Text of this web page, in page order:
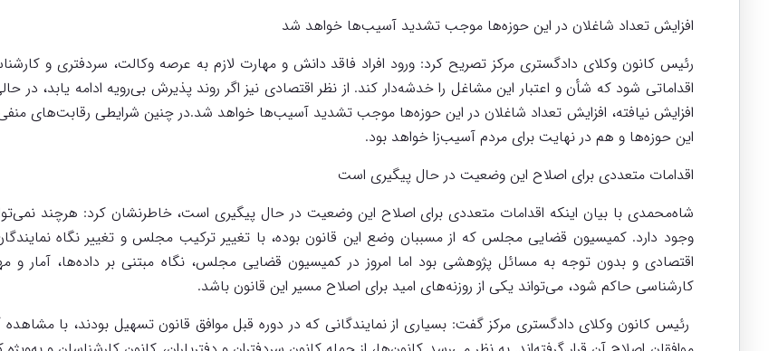
افزایش تعداد شاغلان در این حوزه‌ها موجب تشدید آسیب‌ها خواهد شد
رئیس کانون وکلای دادگستری مرکز تصریح کرد: ورود افراد فاقد دانش و مهارت لازم به عرصه وکالت، سردفتری و
اقداماتی شود که شأن و اعتبار این مشاغل را خدشه‌دار کند. از نظر اقتصادی نیز اگر روند پذیرش بی‌رویه ادامه یابد،
افزایش نیافته، افزایش تعداد شاغلان در این حوزه‌ها موجب تشدید آسیب‌ها خواهد شد.در چنین شرایطی رقابت‌های
این حوزه‌ها و هم در نهایت برای مردم آسیب‌زا خواهد بود.
اقدامات متعددی برای اصلاح این وضعیت در حال پیگیری است
شاه‌محمدی با بیان اینکه اقدامات متعددی برای اصلاح این وضعیت در حال پیگیری است، خاطرنشان کرد: هرچند
وجود دارد. کمیسیون قضایی مجلس که از مسببان وضع این قانون بوده، با تغییر ترکیب مجلس و تغییر نگاه
اقتصادی و بدون توجه به مسائل پژوهشی بود اما امروز در کمیسیون قضایی مجلس، نگاه مبتنی بر داده‌ها، آمار و
کارشناسی حاکم شود، می‌تواند یکی از روزنه‌های امید برای اصلاح مسیر این قانون باشد.
رئیس کانون وکلای دادگستری مرکز گفت: بسیاری از نمایندگانی که در دوره قبل موافق قانون تسهیل بودند، با مشاهده